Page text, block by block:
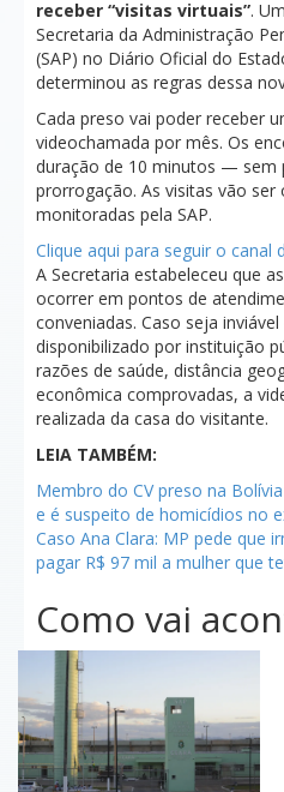
receber “visitas virtuais”.
Secretaria da Administração
(SAP) no Diário Oficial do
determinou as regras dessa
Cada preso vai poder receber
videochamada por mês. Os
duração de 10 minutos — sem
prorrogação. As visitas vão ser
monitoradas pela SAP.
Clique aqui para seguir o canal
A Secretaria estabeleceu que
ocorrer em pontos de
conveniadas. Caso seja
disponibilizado por instituição
razões de saúde, distância
econômica comprovadas, a
realizada da casa do visitante.
LEIA TAMBÉM:
Membro do CV preso na
e é suspeito de homicídios no
Caso Ana Clara: MP pede que
pagar R$ 97 mil a mulher que
Como vai